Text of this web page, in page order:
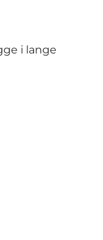
i lange